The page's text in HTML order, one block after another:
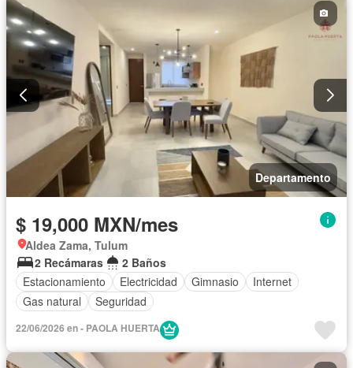
Departamento
$ 19,000 MXN/mes
Aldea Zama, Tulum
2 Recámaras
2 Baños
Estacionamiento
Electricidad Gimnasio
Internet
Gas natural
Seguridad
22/06/2026 en - PAOLA HUERTA